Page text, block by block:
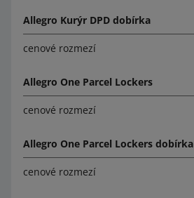
Allegro Kurýr DPD dobírka
cenové rozmezí
Allegro One Parcel Lockers
cenové rozmezí
Allegro One Parcel Lockers dobírka
cenové rozmezí